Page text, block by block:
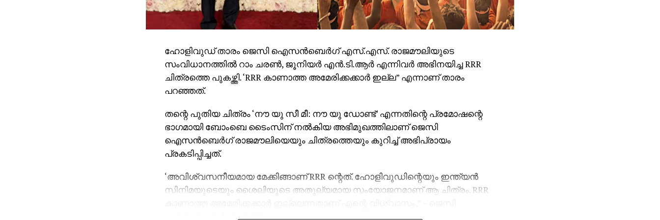
ഹോളിവുഡ് താരം ജെസി ഐസന്‍ബെര്‍ഗ് എസ്.എസ്. രാജമൗലിയുടെ
സംവിധാനത്തില്‍ റാം ചരണ്‍, ജൂനിയര്‍ എന്‍.ടി.ആര്‍ എന്നിവര്‍ അഭിനയിച്ച RRR
ചിത്രത്തെ പുകഴ്ത്തി. ‘RRR കാണാത്ത അമേരിക്കക്കാര്‍ ഇല്ല” എന്നാണ് താരം
പറഞ്ഞത്.
തന്റെ പുതിയ ചിത്രം ‘നൗ യു സീ മീ: നൗ യു ഡോണ്ട്’ എന്നതിന്റെ പ്രമോഷന്റെ
ഭാഗമായി ബോംബെ ടൈംസിന് നല്‍കിയ അഭിമുഖത്തിലാണ് ജെസി
ഐസന്‍ബെര്‍ഗ് രാജമൗലിയെയും ചിത്രത്തെയും കുറിച്ച് അഭിപ്രായം
പ്രകടിപ്പിച്ചത്.
‘അവിശ്വസനീയമായ മേക്കിങ്ങാണ് RRR ന്റെത്. ഹോളിവുഡിന്റെയും ഇന്ത്യന്‍
സിനിമയുടെയും ശൈലിയുടെ അതുല്യമായ സംയോജനമാണ് ആ ചിത്രം. RRR